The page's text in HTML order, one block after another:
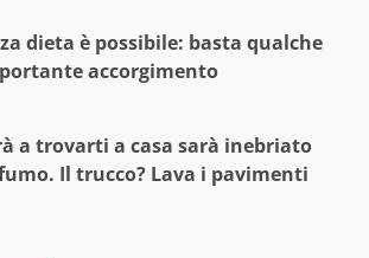
dieta è possibile: basta qualche
accorgimento
a trovarti a casa sarà inebriato
Il trucco? Lava i pavimenti